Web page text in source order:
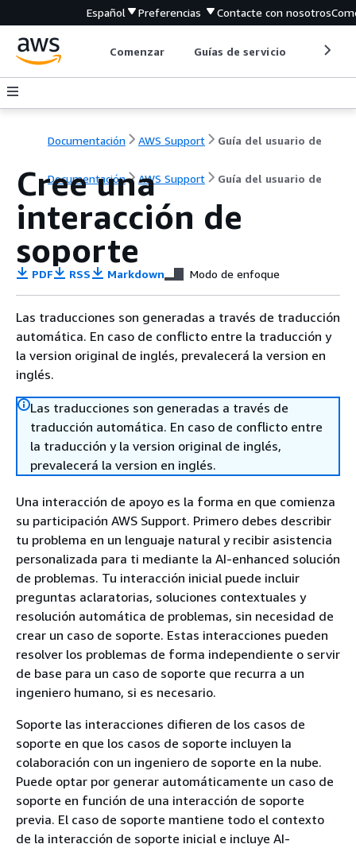
Español Preferencias Contacte con nosotros
Comenzar Guías de servicio
Documentación AWS Support Guía del usuario de
Documentación AWS Support Guía del usuario de
Cree una
interacción de
soporte
PDF RSS Markdown Modo de enfoque
Las traducciones son generadas a través de traducción
automática. En caso de conflicto entre la traducción y
la version original de inglés, prevalecerá la version en
inglés.
Las traducciones son generadas a través de
traducción automática. En caso de conflicto entre
la traducción y la version original de inglés,
prevalecerá la version en inglés.
Una interacción de apoyo es la forma en que comienza
su participación AWS Support. Primero debes describir
tu problema en un lenguaje natural y recibir asistencia
personalizada para ti mediante la AI-enhanced solución
de problemas. Tu interacción inicial puede incluir
preguntas aclaratorias, soluciones contextuales y
resolución automática de problemas, sin necesidad de
crear un caso de soporte. Estas interacciones pueden
resolver los problemas de forma independiente o servir
de base para un caso de soporte que recurra a un
ingeniero humano, si es necesario.
Soporte las interacciones difieren de los casos de
soporte en que los casos de soporte incluyen la
colaboración con un ingeniero de soporte en la nube.
Puede optar por generar automáticamente un caso de
soporte en función de una interacción de soporte
previa. El caso de soporte mantiene todo el contexto
de la interacción de soporte inicial e incluye AI-